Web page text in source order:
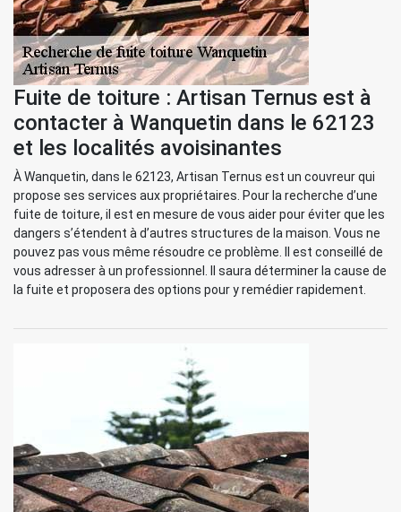
Fuite de toiture : Artisan Ternus est à
contacter à Wanquetin dans le 62123
et les localités avoisinantes
À Wanquetin, dans le 62123, Artisan Ternus est un couvreur qui
propose ses services aux propriétaires. Pour la recherche d’une
fuite de toiture, il est en mesure de vous aider pour éviter que les
dangers s’étendent à d’autres structures de la maison. Vous ne
pouvez pas vous même résoudre ce problème. Il est conseillé de
vous adresser à un professionnel. Il saura déterminer la cause de
la fuite et proposera des options pour y remédier rapidement.